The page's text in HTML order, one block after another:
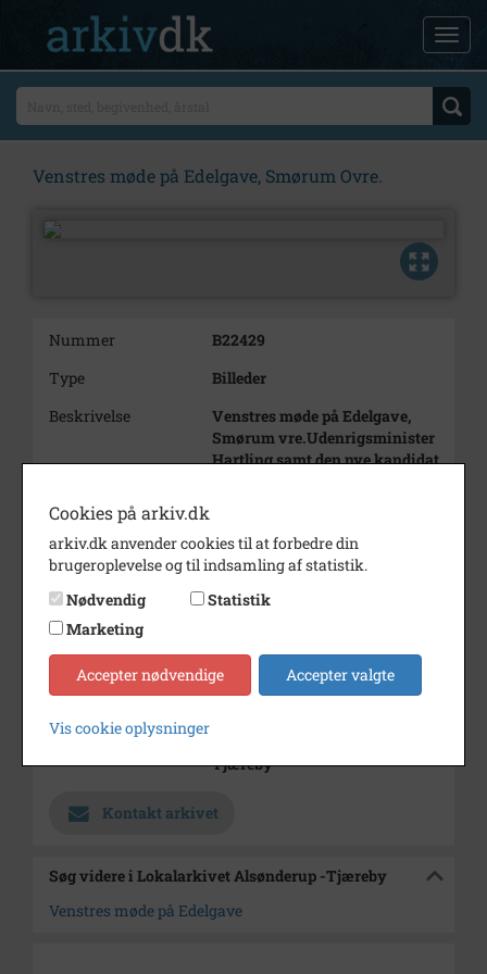
Venstres møde på Edelgave, Smørum Ovre.
Nummer
B22429
Type
Billeder
Beskrivelse
Venstres møde på Edelgave,
Smørum vre.Udenrigsminister
Hartling samt den nye kandidat
6 stk.
Årstal
Dateringsnote
17. Juni 1971
Arkiv
Tjæreby
Kontakt arkivet
Søg videre i Lokalarkivet Alsønderup -Tjæreby
Venstres møde på Edelgave
Cookies på arkiv.dk
arkiv.dk anvender cookies til at forbedre din
brugeroplevelse og til indsamling af statistik.
Nødvendig
Statistik
Marketing
Accepter nødvendige Accepter valgte
Vis cookie oplysninger